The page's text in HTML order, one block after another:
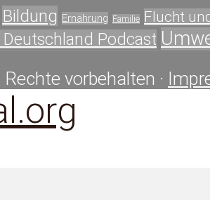
Bildung Ernährung Familie Flucht
Deutschland Podcast
vorbehalten ·